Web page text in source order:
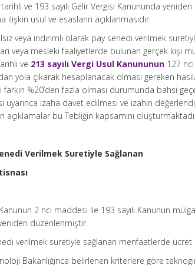
ve 193 sayılı Gelir Vergisi Kanununda
ilişkin usul ve esasların açıklanmasıdır.
veya indirimli olarak pay senedi verilmek
veya mesleki faaliyetlerde bulunan gerçek kişi
ve 213 sayılı Vergi Usul Kanununun 127
yola çıkarak hesaplanacak olması gereken
farkın %20’den fazla olması durumunda bahsi
uyarınca izaha davet edilmesi ve izahın
açıklamalar bu Tebliğin kapsamını
Verilmek Suretiyle Sağlanan
Kanunun 2 nci maddesi ile 193 sayılı Kanunun
düzenlenmiştir.
verilmek suretiyle sağlanan menfaatlerde ücret
Bakanlığınca belirlenen kriterlere göre